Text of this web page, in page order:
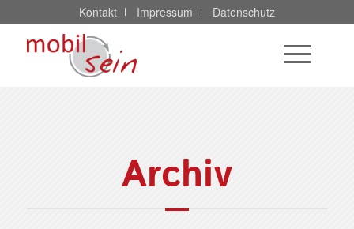
Kontakt Impressum Datenschutz
Archiv